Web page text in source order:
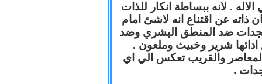
. لانه ببساطة انكار للذات
ذاته عن اقتناع انه لاشئ امام
ضد المنطق البشري وضد
ادائها شرير وخبيث وملعون .
المعاصر والقريب تعكس الي اي
.